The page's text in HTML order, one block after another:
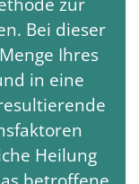
Bei dieser
Ihres
in eine
Heilung